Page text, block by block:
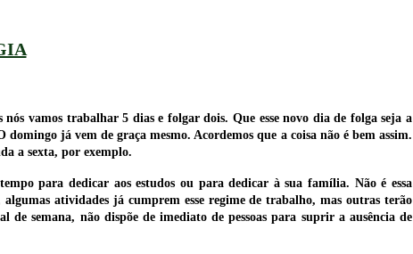
vamos trabalhar 5 dias e folgar dois. Que esse novo dia de folga seja a
já vem de graça mesmo. Acordemos que a coisa não é bem assim.
a sexta, por exemplo.
para dedicar aos estudos ou para dedicar à sua família. Não é essa
atividades já cumprem esse regime de trabalho, mas outras terão
semana, não dispõe de imediato de pessoas para suprir a ausência de